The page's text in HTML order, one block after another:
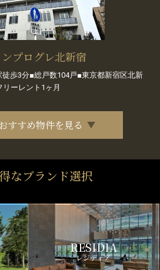
プログレ北新宿
歩3分■総戸数104戸■東京都新宿区北新
ーレント1ヶ月
すすめ物件を見る
なブランド選択
RESIDIA
レジディア